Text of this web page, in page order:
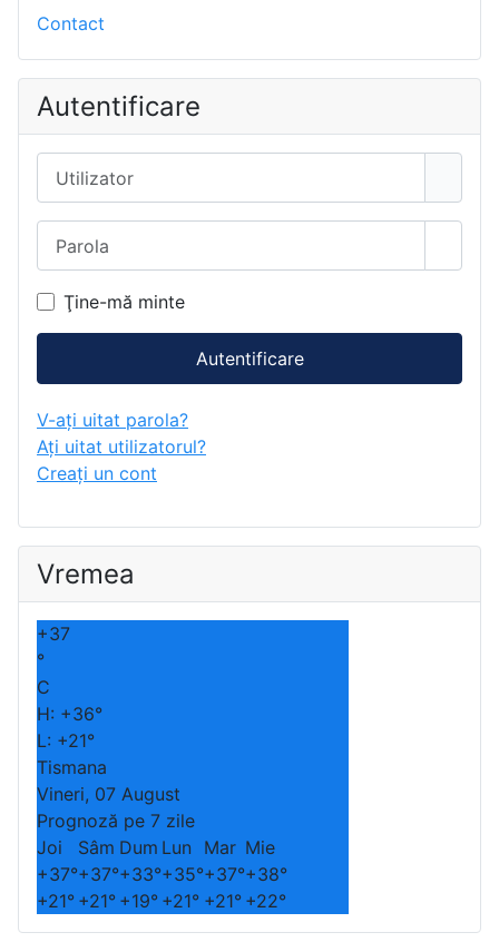
Contact
Autentificare
Ţine-mă minte
Autentificare
V-ați uitat parola?
Ați uitat utilizatorul?
Creaţi un cont
Vremea
+37
°
C
H: +36°
L: +21°
Tismana
Vineri, 07 August
Prognoză pe 7 zile
Joi
Sâm Dum Lun Mar Mie
+37°+37°+33°+35°+37°+38°
+21° +21° +19° +21° +21° +22°